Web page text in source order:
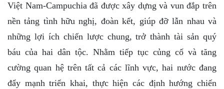
Việt Nam-Campuchia đã được xây dựng và vun đắp trên
nền tảng tình hữu nghị, đoàn kết, giúp đỡ lẫn nhau và
những lợi ích chiến lược chung, trở thành tài sản quý
báu của hai dân tộc. Nhằm tiếp tục củng cố và tăng
cường quan hệ trên tất cả các lĩnh vực, hai nước đang
đẩy mạnh triển khai, thực hiện các định hướng chiến